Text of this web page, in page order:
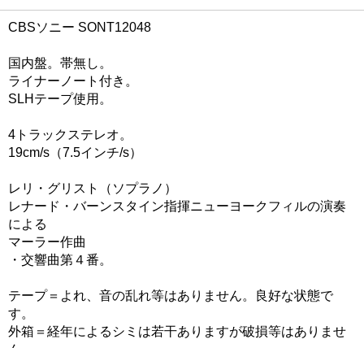
CBSソニー SONT12048
国内盤。帯無し。
ライナーノート付き。
SLHテープ使用。
4トラックステレオ。
19cm/s（7.5インチ/s）
レリ・グリスト（ソプラノ）
レナード・バーンスタイン指揮ニューヨークフィルの演奏
による
マーラー作曲
・交響曲第４番。
テープ＝よれ、音の乱れ等はありません。良好な状態で
す。
外箱＝経年によるシミは若干ありますが破損等はありませ